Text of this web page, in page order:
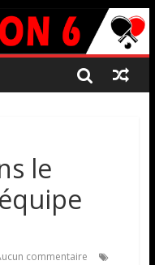
le
commentaire